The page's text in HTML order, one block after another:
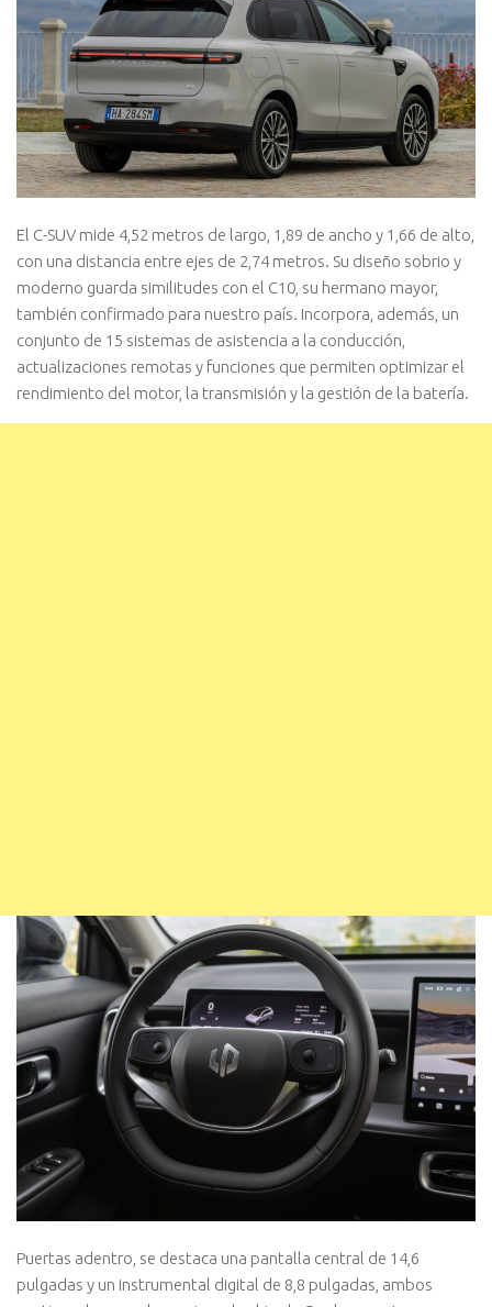
El C-SUV mide 4,52 metros de largo, 1,89 de ancho y 1,66 de alto,
con una distancia entre ejes de 2,74 metros. Su diseño sobrio y
moderno guarda similitudes con el C10, su hermano mayor,
también confirmado para nuestro país. Incorpora, además, un
conjunto de 15 sistemas de asistencia a la conducción,
actualizaciones remotas y funciones que permiten optimizar el
rendimiento del motor, la transmisión y la gestión de la batería.
Puertas adentro, se destaca una pantalla central de 14,6
pulgadas y un instrumental digital de 8,8 pulgadas, ambos